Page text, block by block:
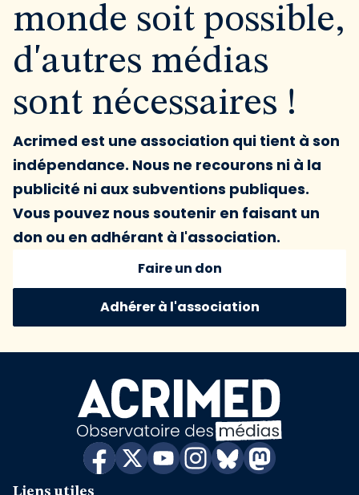
monde soit possible,
d'autres médias
sont nécessaires !
Acrimed est une association qui tient à son
indépendance. Nous ne recourons ni à la
publicité ni aux subventions publiques.
Vous pouvez nous soutenir en faisant un
don ou en adhérant à l'association.
Faire un don
Adhérer à l'association
Liens utiles